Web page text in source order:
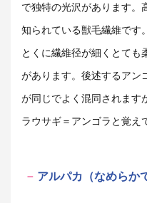
で独特の光沢があります。
知られている獣毛繊維です。
とくに繊維径が細くとても
があります。後述するアン
が同じでよく混同されます
ラウサギ＝アンゴラと覚え
アルパカ（なめらか